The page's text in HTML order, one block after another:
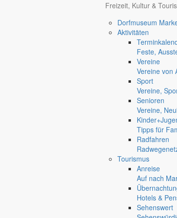
Freizeit, Kultur &
Dorfmuseum
Aktivitäten
Feste,
Vereine
Vereine von
Sport
Vereine,
Senioren
Vereine,
Tipps für
Radfahren
Tourismus
Anreise
Auf nach
Hotels &
Sehenswert
Gemeindliche Angelegenheiten &
Öffentliche Ausschreibungen der
Wissenswertes für die Regiondone
Informationen aus dem Rathausperson
supervisor_account
Aktuelles aus den Ortschaftenpeople
Zweckverband Gewerbegebiet
Görlitz-Markersdorf Am Hoterberg
Apothekenbereitschaft in Görlitzstore
Kontakte & Bereitschaftsdienste